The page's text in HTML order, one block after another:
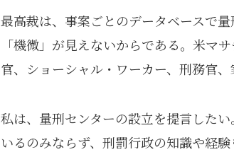
最高裁は、事案ごとのデータベースで
「機微」が見えないからである。米マ
官、ショーシャル・ワーカー、刑務官
私は、量刑センターの設立を提言した
いるのみならず、刑罰行政の知識や経